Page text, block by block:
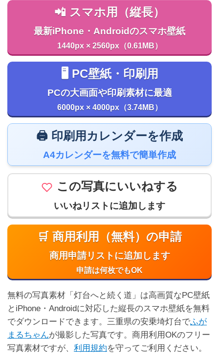
📲 スマホ用（縦長）
最新iPhone・Androidのスマホ壁紙
1440px × 2560px（0.61MB）
🖥️ PC壁紙・印刷用
PCの大画面や印刷素材に最適
6000px × 4000px（3.74MB）
🖨️ 印刷用カレンダーを作成
A4カレンダーを無料で簡単作成
この写真にいいねする
いいねリストに追加します
🛒 商用利用（無料）の申請
商用申請リストに追加します
申請は何枚でもOK
無料の写真素材「灯台へと続く道」は高画質なPC壁紙
とiPhone・Androidに対応した縦長のスマホ壁紙を無料
でダウンロードできます。三重県の安乗埼灯台でふが
まるちゃんが撮影した写真です。商用利用OKのフリー
写真素材ですが、 利用規約を守ってご利用ください。